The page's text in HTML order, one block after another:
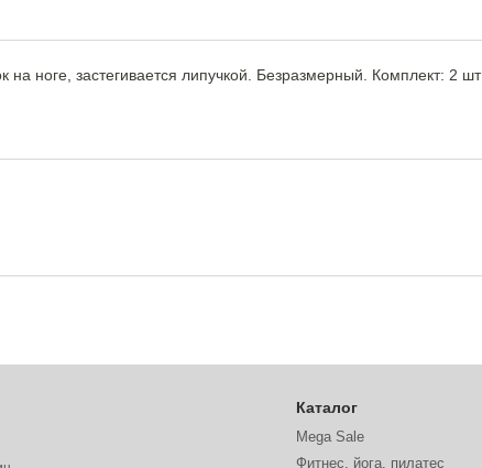
ноге, застегивается липучкой. Безразмерный. Комплект: 2 шт
Каталог
Mega Sale
Фитнес, йога, пилатес